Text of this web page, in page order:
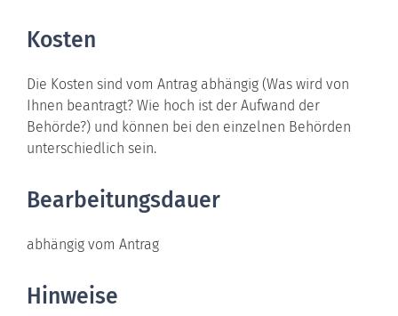
Kosten
Die Kosten sind vom Antrag abhängig (Was wird von
Ihnen beantragt? Wie hoch ist der Aufwand der
Behörde?) und können bei den einzelnen Behörden
unterschiedlich sein.
Bearbeitungsdauer
abhängig vom Antrag
Hinweise